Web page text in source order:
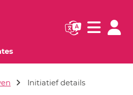
(huidige pagina)
Navigatie
Initiatief details